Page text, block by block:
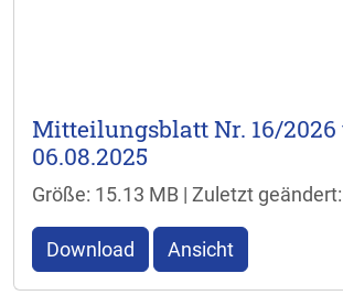
Mitteilungsblatt Nr. 16/2026
06.08.2025
Größe: 15.13 MB | Zuletzt
Download Ansicht